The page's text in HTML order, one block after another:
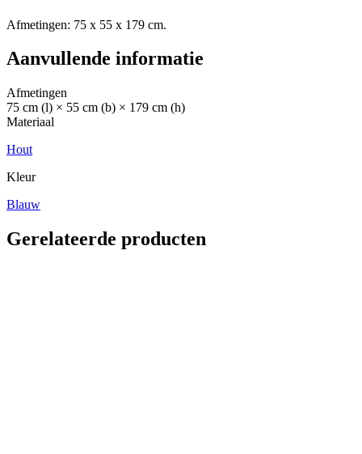
Afmetingen: 75 x 55 x 179 cm.
Aanvullende informatie
Afmetingen
75 cm (l) × 55 cm (b) × 179 cm (h)
Materiaal
Hout
Kleur
Blauw
Gerelateerde producten